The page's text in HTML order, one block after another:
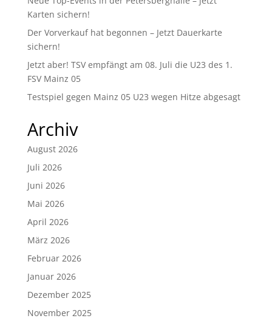
Karten sichern!
Der Vorverkauf hat begonnen – Jetzt Dauerkarte
sichern!
Jetzt aber! TSV empfängt am 08. Juli die U23 des 1.
FSV Mainz 05
Testspiel gegen Mainz 05 U23 wegen Hitze abgesagt
Archiv
August 2026
Juli 2026
Juni 2026
Mai 2026
April 2026
März 2026
Februar 2026
Januar 2026
Dezember 2025
November 2025